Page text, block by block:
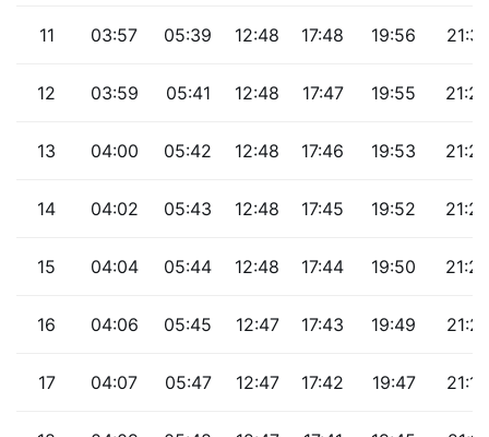
11 03:57 05:39 12:48 17:48 19:56 21:31
12 03:59 05:41 12:48 17:47 19:55 21:29
13 04:00 05:42 12:48 17:46 19:53 21:27
14 04:02 05:43 12:48 17:45 19:52 21:25
15 04:04 05:44 12:48 17:44 19:50 21:23
16 04:06 05:45 12:47 17:43 19:49 21:21
17 04:07 05:47 12:47 17:42 19:47 21:19